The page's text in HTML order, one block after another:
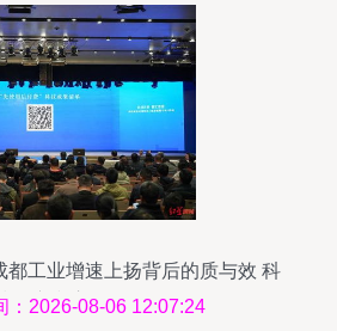
都工业增速上扬背后的质与效 科
推广和应用服务
：2026-08-06 12:07:24